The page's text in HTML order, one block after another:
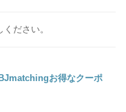
ださい。
お得なクーポ